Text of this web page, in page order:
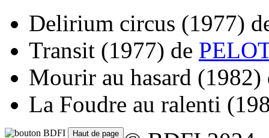
Delirium circus (1977)
Transit (1977) de
Mourir au hasard (1982)
La Foudre au ralenti